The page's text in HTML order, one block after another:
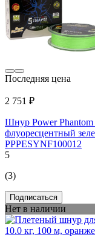
Последняя цена
2 751 ₽
Шнур Power
флуоресцентный
PPPESYNF100012
5
(3)
Подписаться
Нет в наличии